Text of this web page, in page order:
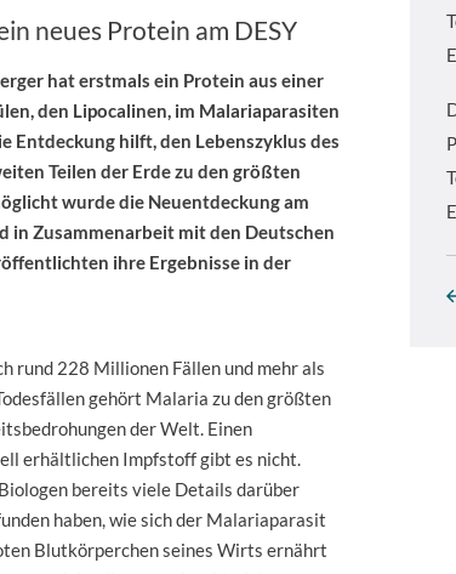
neues Protein am DESY
hat erstmals ein Protein aus einer
den Lipocalinen, im Malariaparasiten
Entdeckung hilft, den Lebenszyklus des
Teilen der Erde zu den größten
wurde die Neuentdeckung am
in Zusammenarbeit mit den Deutschen
ihre Ergebnisse in der
rund 228 Millionen Fällen und mehr als
gehört Malaria zu den größten
der Welt. Einen
erhältlichen Impfstoff gibt es nicht.
bereits viele Details darüber
haben, wie sich der Malariaparasit
Blutkörperchen seines Wirts ernährt